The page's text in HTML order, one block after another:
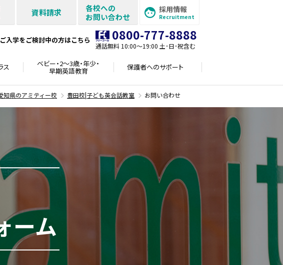
資料請求
各校への
お問い合わせ
採用情報
Recruitment
入学をご検討中の方はこちら 0800-777-8888
通話無料 10:00〜19:00 土･日･祝含む
ス ベビー・2～3歳・年少・
早期英語教育 保護者へのサポート
知県のアミティー校 豊田校|子ども英会話教室 お問い合わせ
ーム